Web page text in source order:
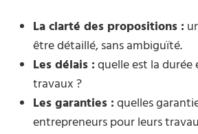
La clarté des propositions :
être détaillé, sans ambiguïté.
Les délais :quelle est la durée
travaux ?
Les garanties :quelles
entrepreneurs pour leurs